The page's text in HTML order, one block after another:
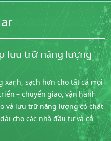
lưu trữ năng lượng
sạch hơn cho tất cả mọi
– chuyển giao, vận hành
và lưu trữ năng lượng có chất
cho các nhà đầu tư và cả